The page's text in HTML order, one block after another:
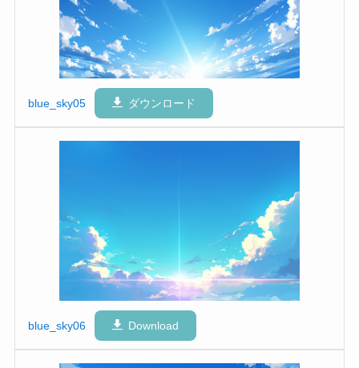
blue_sky05 ダウンロード
blue_sky06 Download